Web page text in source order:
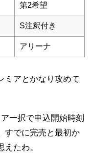
第2希望
S注釈付き
アリーナ
ミアとかなり攻めて
一択で申込開始時刻
すでに完売と最初か
たわ。